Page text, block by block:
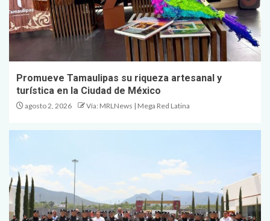
Promueve Tamaulipas su riqueza artesanal y
turística en la Ciudad de México
agosto 2, 2026 Vía: MRLNews | Mega Red Latina